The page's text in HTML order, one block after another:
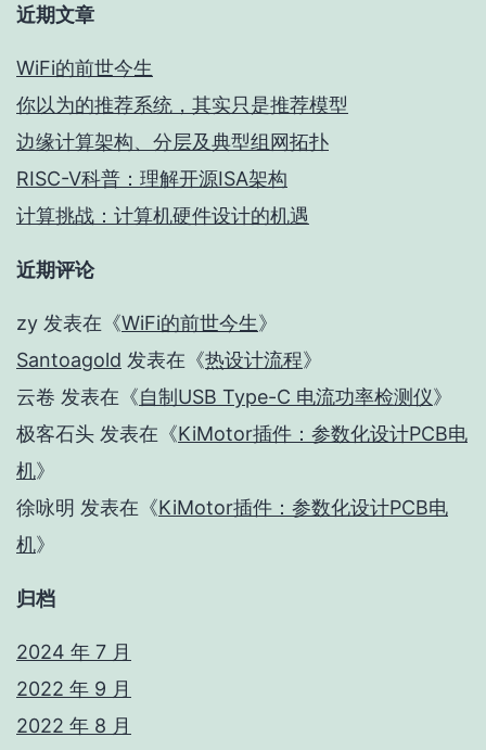
近期文章
WiFi的前世今生
你以为的推荐系统，其实只是推荐模型
边缘计算架构、分层及典型组网拓扑
RISC-V科普：理解开源ISA架构
计算挑战：计算机硬件设计的机遇
近期评论
zy 发表在《WiFi的前世今生》
Santoagold 发表在《热设计流程》
云卷 发表在《自制USB Type-C 电流功率检测仪》
极客石头 发表在《KiMotor插件：参数化设计PCB电
机》
徐咏明 发表在《KiMotor插件：参数化设计PCB电
机》
归档
2024 年 7 月
2022 年 9 月
2022 年 8 月